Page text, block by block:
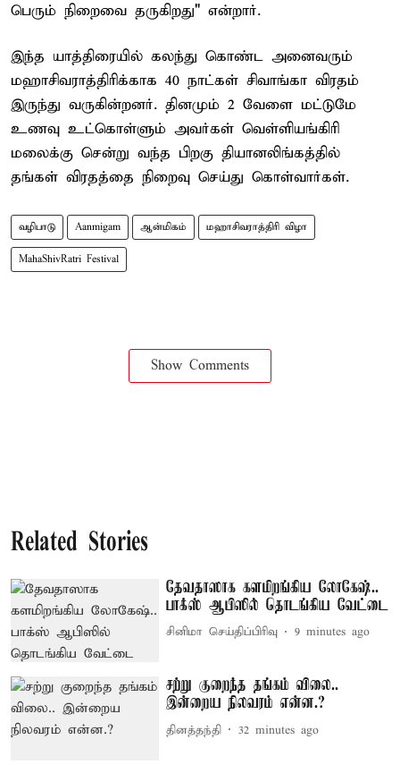
பெரும் நிறைவை தருகிறது" என்றார்.
இந்த யாத்திரையில் கலந்து கொண்ட அனைவரும்
மஹாசிவராத்திரிக்காக 40 நாட்கள் சிவாங்கா விரதம்
இருந்து வருகின்றனர். தினமும் 2 வேளை மட்டுமே
உணவு உட்கொள்ளும் அவர்கள் வெள்ளியங்கிரி
மலைக்கு சென்று வந்த பிறகு தியானலிங்கத்தில்
தங்கள் விரதத்தை நிறைவு செய்து கொள்வார்கள்.
வழிபாடு Aanmigam ஆன்மிகம் மஹாசிவராத்திரி விழா
MahaShivRatri Festival
Show Comments
Related Stories
தேவதாஸாக களமிறங்கிய லோகேஷ்..
பாக்ஸ் ஆபிஸில் தொடங்கிய வேட்டை
சினிமா செய்திப்பிரிவு 9 minutes ago
சற்று குறைந்த தங்கம் விலை..
இன்றைய நிலவரம் என்ன.?
தினத்தந்தி 32 minutes ago